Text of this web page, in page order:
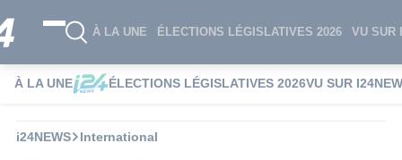
À LA UNE ÉLECTIONS LÉGISLATIVES 2026 VU SUR
À LA UNE ÉLECTIONS LÉGISLATIVES 2026VU SUR
i24NEWS International